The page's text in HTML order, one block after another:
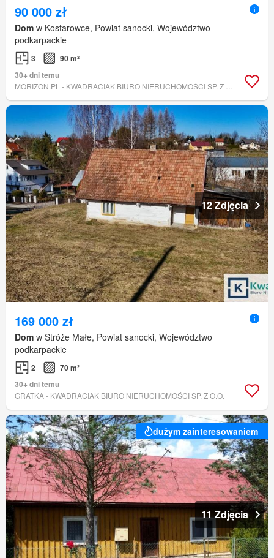
90 000 zł
Dom w Kostarowce, Powiat sanocki, Województwo
podkarpackie
3
90 m²
30+ dni temu
12 Zdjęcia
169 000 zł
Dom w Stróże Małe, Powiat sanocki, Województwo
podkarpackie
2
70 m²
30+ dni temu
GRATKA - KWADRACIAK BIURO NIERUCHOMOŚCI SP. Z O.O.
dużym zainteresowaniem
11 Zdjęcia